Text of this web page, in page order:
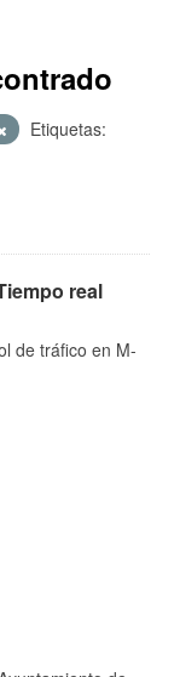
Etiquetas:
real
de tráfico en M-